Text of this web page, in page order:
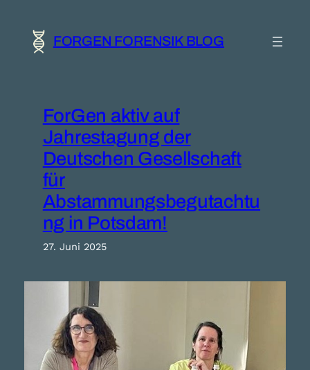
springen
FORGEN FORENSIK BLOG
ForGen aktiv auf
Jahrestagung der
Deutschen Gesellschaft
für
Abstammungsbegutachtu
ng in Potsdam!
27. Juni 2025